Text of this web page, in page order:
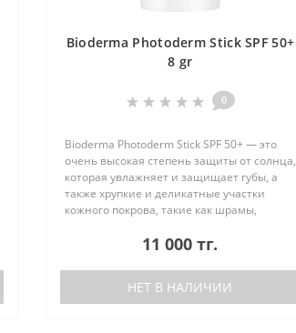
Bioderma Photoderm Stick SPF 50+
8 gr
0
Bioderma Photoderm Stick SPF 50+ — это
очень высокая степень защиты от солнца,
которая увлажняет и защищает губы, а
также хрупкие и деликатные участки
кожного покрова, такие как шрамы,
солнцезащитный стик для чувствитель..
11 000 тг.
НЕТ В НАЛИЧИИ